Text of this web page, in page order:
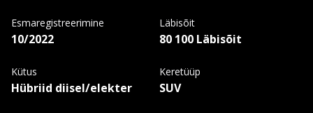
Esmaregistreerimine
10/2022
Läbisõit
80 100 Läbisõit
Kütus
Hübriid diisel/elekter
Keretüüp
SUV